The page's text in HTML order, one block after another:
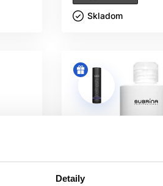
Detaily
Skladom ㅤ